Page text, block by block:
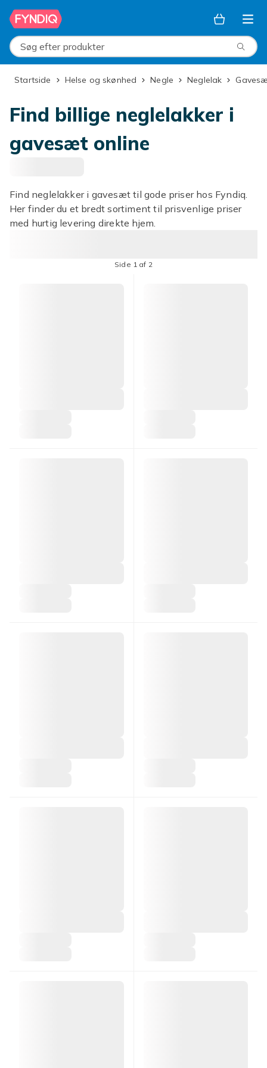
Spring til hovedindhold
Søg efter produkter
Startside Helse og skønhed Negle Neglelak
Find billige neglelakker i
gavesæt online
Find neglelakker i gavesæt til gode priser hos Fyndiq.
Her finder du et bredt sortiment til prisvenlige priser
med hurtig levering direkte hjem.
Side 1 af 2